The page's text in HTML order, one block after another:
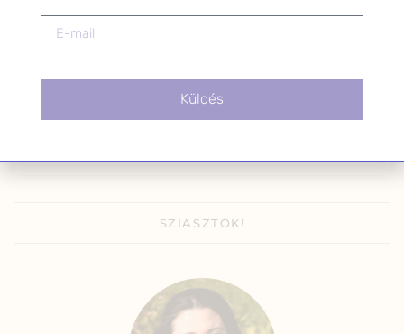
SZIASZTOK!
Küldés